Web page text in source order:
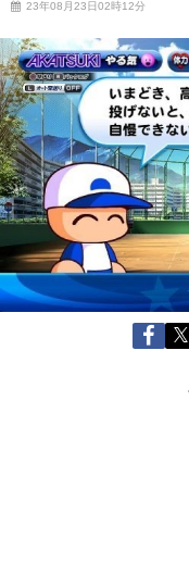
23年08月23日02時12分